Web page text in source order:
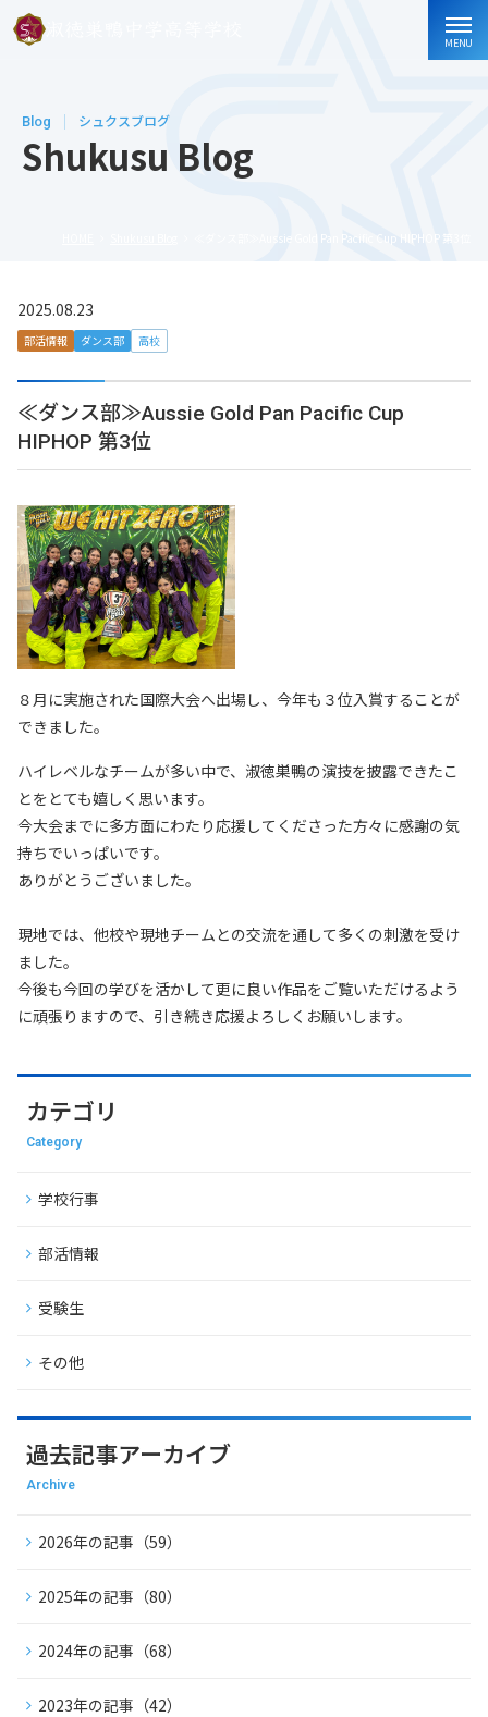
MENU
Blog シュクスブログ
Shukusu Blog
≪ダンス部≫Aussie Gold Pan Pacific Cup HIPHOP 第3位
2025.08.23
部活情報 ダンス部 高校
≪ダンス部≫Aussie Gold Pan Pacific Cup
HIPHOP 第3位
８月に実施された国際大会へ出場し、今年も３位入賞することが
できました。
ハイレベルなチームが多い中で、淑徳巣鴨の演技を披露できたこ
とをとても嬉しく思います。
今大会までに多方面にわたり応援してくださった方々に感謝の気
持ちでいっぱいです。
ありがとうございました。
現地では、他校や現地チームとの交流を通して多くの刺激を受け
ました。
今後も今回の学びを活かして更に良い作品をご覧いただけるよう
に頑張りますので、引き続き応援よろしくお願いします。
カテゴリ
Category
学校行事
部活情報
受験生
その他
過去記事アーカイブ
Archive
2026年の記事（59）
2025年の記事（80）
2024年の記事（68）
2023年の記事（42）